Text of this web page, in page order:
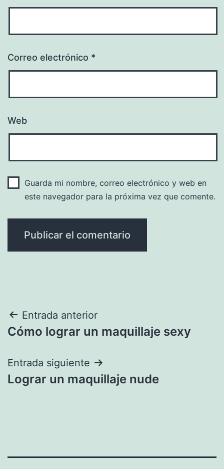
Correo electrónico *
Web
Guarda mi nombre, correo electrónico y web en
este navegador para la próxima vez que comente.
Navegación
de
entradas
Entrada anterior
Cómo lograr un maquillaje sexy
Entrada siguiente
Lograr un maquillaje nude